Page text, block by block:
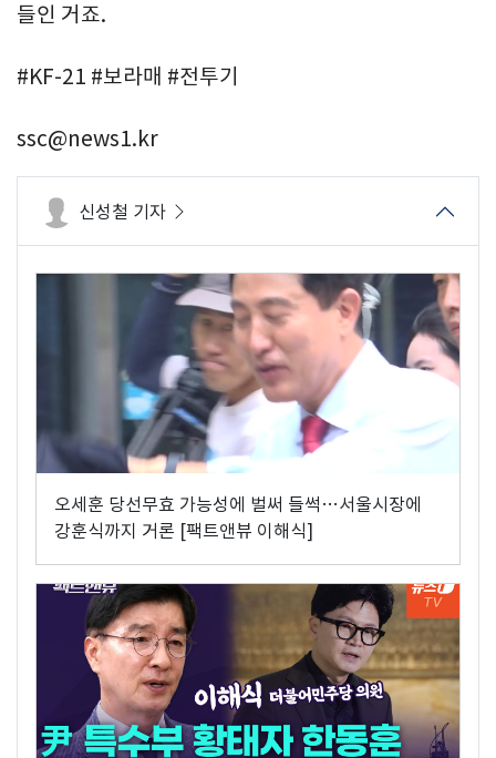
들인 거죠.
#KF-21 #보라매 #전투기
ssc@news1.kr
신성철 기자
오세훈 당선무효 가능성에 벌써 들썩…서울시장에
강훈식까지 거론 [팩트앤뷰 이해식]